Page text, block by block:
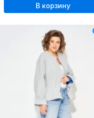
В корзину